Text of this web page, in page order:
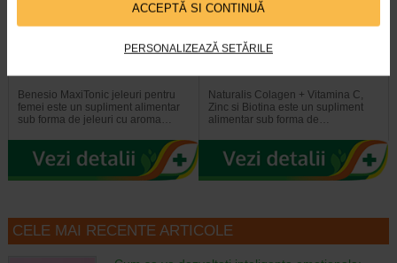
ACCEPTĂ SI CONTINUĂ
PERSONALIZEAZĂ SETĂRILE
Maxitonic pentru femei, 60
Benesio MaxiTonic jeleuri pentru
femei este un supliment alimentar
sub forma de jeleuri cu aroma…
COLAGEN + Vit C, Zinc si
Biotina, 20 comprimate…
Naturalis Colagen + Vitamina C,
Zinc si Biotina este un supliment
alimentar sub forma de…
CELE MAI RECENTE ARTICOLE